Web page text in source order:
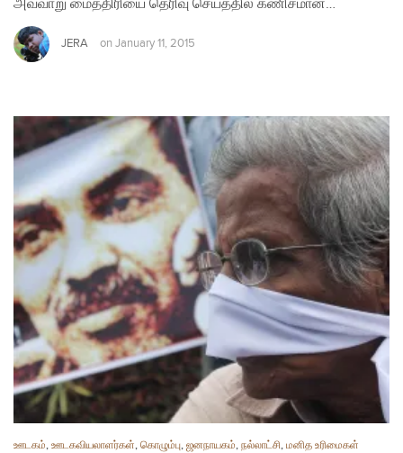
அவ்வாறு மைத்திரியை தெரிவு செய்ததில் கணிசமான…
JERA on January 11, 2015
ஊடகம், ஊடகவியலாளர்கள், கொழும்பு, ஜனநாயகம், நல்லாட்சி, மனித உரிமைகள்